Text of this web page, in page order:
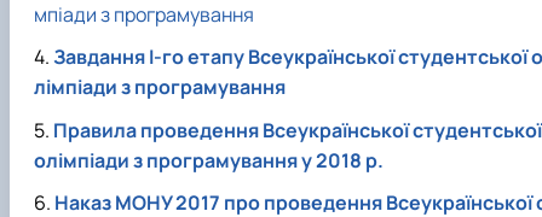
мпіади з програмування
Завдання І-го етапу Всеукраїнської студентської о
лімпіади з програмування
Правила проведення Всеукраїнської студентської
олімпіади з програмування у 2018 р.
Наказ МОНУ 2017 про проведення Всеукраїнської